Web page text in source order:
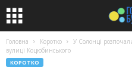
Головна Коротко
У Солонці
вулиці Коцюбинського
КОРОТКО